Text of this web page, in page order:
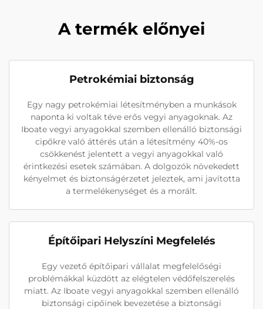
A termék előnyei
Petrokémiai biztonság
Egy nagy petrokémiai létesítményben a munkások
naponta ki voltak téve erős vegyi anyagoknak. Az
Iboate vegyi anyagokkal szemben ellenálló biztonsági
cipőkre való áttérés után a létesítmény 40%-os
csökkenést jelentett a vegyi anyagokkal való
érintkezési esetek számában. A dolgozók növekedett
kényelmet és biztonságérzetet jeleztek, ami javította
a termelékenységet és a morált.
Építőipari Helyszíni Megfelelés
Egy vezető építőipari vállalat megfelelőségi
problémákkal küzdött az elégtelen védőfelszerelés
miatt. Az Iboate vegyi anyagokkal szemben ellenálló
biztonsági cipőinek bevezetése a biztonsági